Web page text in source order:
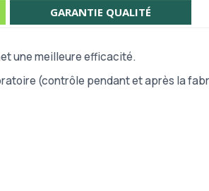
GARANTIE QUALITÉ
une meilleure efficacité.
(contrôle pendant et après la